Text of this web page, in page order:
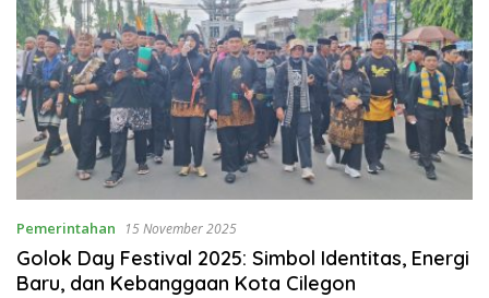
Pemerintahan 15 November 2025
Golok Day Festival 2025: Simbol Identitas, Energi
Baru, dan Kebanggaan Kota Cilegon